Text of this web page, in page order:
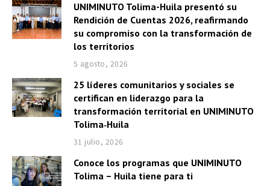
UNIMINUTO Tolima-Huila presentó su
Rendición de Cuentas 2026, reafirmando
su compromiso con la transformación de
los territorios
5 agosto, 2026
25 líderes comunitarios y sociales se
certifican en liderazgo para la
transformación territorial en UNIMINUTO
Tolima‑Huila
31 julio, 2026
Conoce los programas que UNIMINUTO
Tolima – Huila tiene para ti